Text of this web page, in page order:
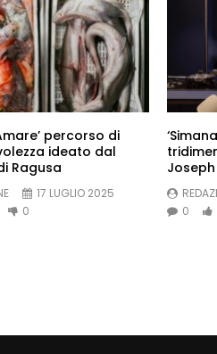
percorso di
ideato dal
Ragusa
17 LUGLIO 2025
0
0